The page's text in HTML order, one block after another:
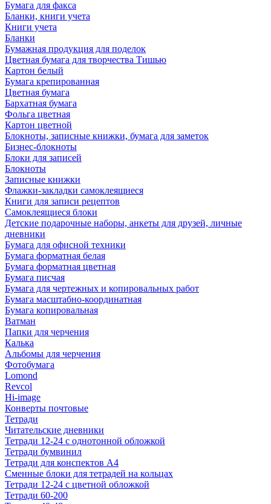
Бумага для факса
Бланки, книги учета
Книги учета
Бланки
Бумажная продукция для поделок
Цветная бумага для творчества Тишью
Картон белый
Бумага крепированная
Цветная бумага
Бархатная бумага
Фольга цветная
Картон цветной
Блокноты, записные книжки, бумага для заметок
Бизнес-блокноты
Блоки для записей
Блокноты
Записные книжки
Флажки-закладки самоклеящиеся
Книги для записи рецептов
Самоклеящиеся блоки
Детские подарочные наборы, анкеты для друзей, личные
дневники
Бумага для офисной техники
Бумага форматная белая
Бумага форматная цветная
Бумага писчая
Бумага для чертежных и копировальных работ
Бумага масштабно-координатная
Бумага копировальная
Ватман
Папки для черчения
Калька
Альбомы для черчения
Фотобумага
Lomond
Revcol
Hi-image
Конверты почтовые
Тетради
Читательские дневники
Тетради 12-24 с однотонной обложкой
Тетради бумвинил
Тетради для конспектов А4
Сменные блоки для тетрадей на кольцах
Тетради 12-24 с цветной обложкой
Тетради 60-200